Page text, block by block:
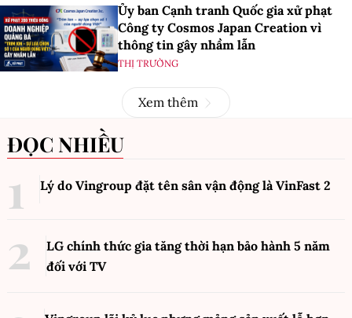
Ủy ban Cạnh tranh Quốc gia xử phạt
Công ty Cosmos Japan Creation vì
thông tin gây nhầm lẫn
THỊ TRƯỜNG
Xem thêm
ĐỌC NHIỀU
Lý do Vingroup đặt tên sân vận động là VinFast 2
LG chính thức gia tăng thời hạn bảo hành 5 năm
đối với TV